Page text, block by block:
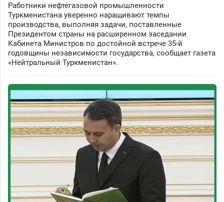
Работники нефтегазовой промышленности
Туркменистана уверенно наращивают темпы
производства, выполняя задачи, поставленные
Президентом страны на расширенном заседании
Кабинета Министров по достойной встрече 35-й
годовщины независимости государства, сообщает газета
«Нейтральный Туркменистан».